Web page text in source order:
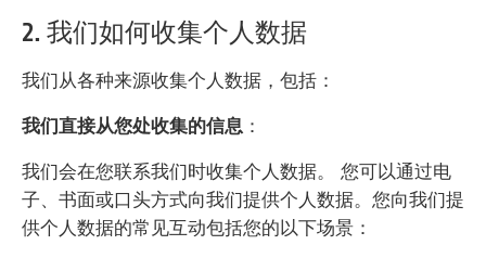
2. 我们如何收集个人数据
我们从各种来源收集个人数据，包括：
我们直接从您处收集的信息 ：
我们会在您联系我们时收集个人数据。 您可以通过电
子、书面或口头方式向我们提供个人数据。您向我们提
供个人数据的常见互动包括您的以下场景：